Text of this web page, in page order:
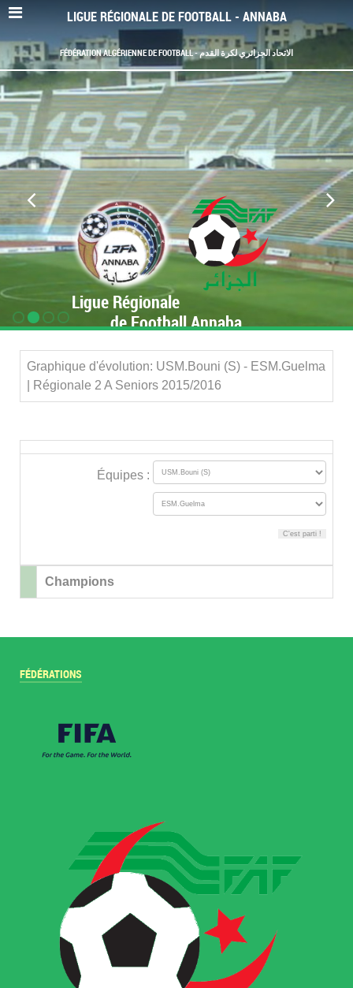
LIGUE RÉGIONALE DE FOOTBALL - ANNABA
FÉDÉRATION ALGÉRIENNE DE FOOTBALL - الاتحاد الجزائري لكرة القدم
Ligue Régionale
de Football Annaba
Graphique d'évolution: USM.Bouni (S) - ESM.Guelma
| Régionale 2 A Seniors 2015/2016
Équipes :
Champions
FÉDÉRATIONS